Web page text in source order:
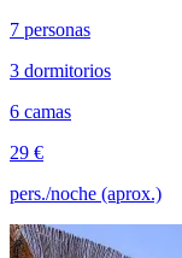
7 personas
3 dormitorios
6 camas
29 €
pers./noche (aprox.)